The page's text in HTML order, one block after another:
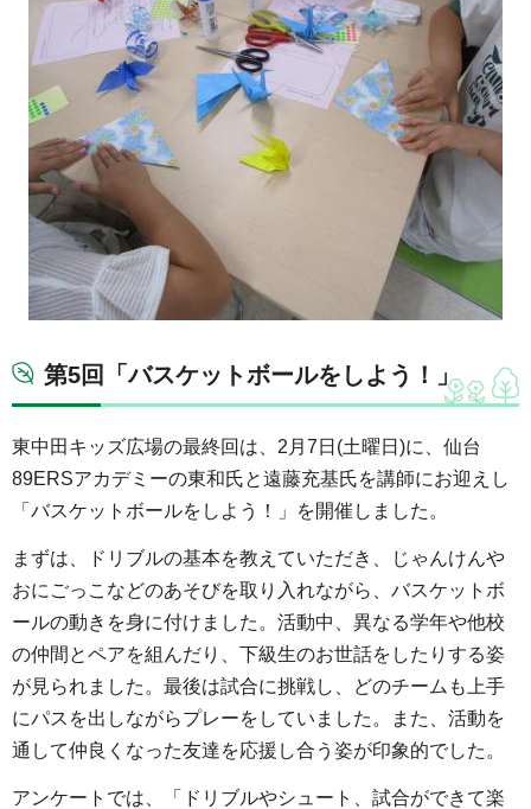
第5回「バスケットボールをしよう！」
東中田キッズ広場の最終回は、2月7日(土曜日)に、仙台
89ERSアカデミーの東和氏と遠藤充基氏を講師にお迎えし
「バスケットボールをしよう！」を開催しました。
まずは、ドリブルの基本を教えていただき、じゃんけんや
おにごっこなどのあそびを取り入れながら、バスケットボ
ールの動きを身に付けました。活動中、異なる学年や他校
の仲間とペアを組んだり、下級生のお世話をしたりする姿
が見られました。最後は試合に挑戦し、どのチームも上手
にパスを出しながらプレーをしていました。また、活動を
通して仲良くなった友達を応援し合う姿が印象的でした。
アンケートでは、「ドリブルやシュート、試合ができて楽